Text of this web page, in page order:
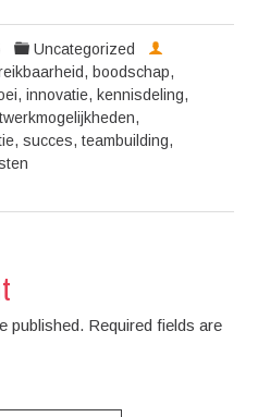
Uncategorized
, boodschap,
,innovatie, kennisdeling,
,
,succes,teambuilding,
published. Required fields are